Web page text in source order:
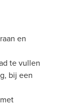
en
te vullen
bij een